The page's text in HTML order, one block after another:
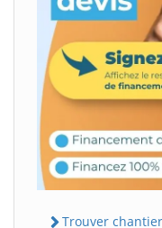
Trouver